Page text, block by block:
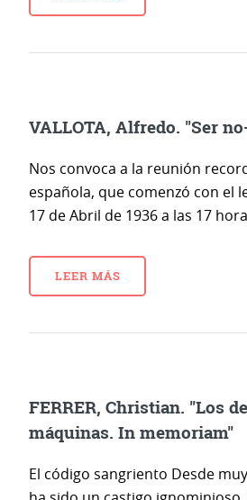
VALLOTA, Alfredo. "Ser
Nos convoca a la reunión
española, que comenzó con el
17 de Abril de 1936 a las 17
LEER MÁS
FERRER, Christian. "Los
máquinas. In memoriam"
El código sangriento Desde